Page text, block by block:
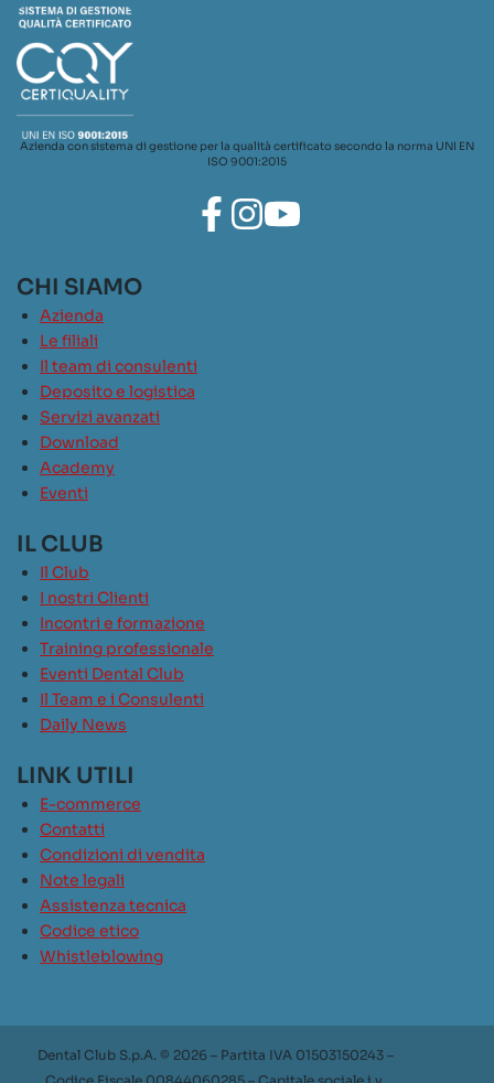
Azienda con sistema di gestione per la qualità certificato secondo la norma UNI EN
ISO 9001:2015
CHI SIAMO
Azienda
Le filiali
Il team di consulenti
Deposito e logistica
Servizi avanzati
Download
Academy
Eventi
IL CLUB
Il Club
I nostri Clienti
Incontri e formazione
Training professionale
Eventi Dental Club
Il Team e i Consulenti
Daily News
LINK UTILI
E-commerce
Contatti
Condizioni di vendita
Note legali
Assistenza tecnica
Codice etico
Whistleblowing
Dental Club S.p.A. © 2026 – Partita IVA 01503150243 –